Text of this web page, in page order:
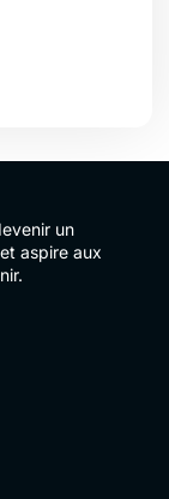
un
aspire aux